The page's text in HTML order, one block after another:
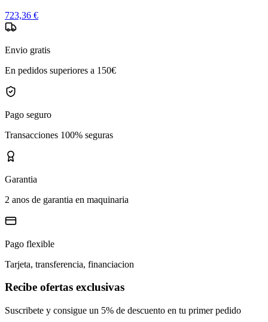
723,36 €
Envio gratis
En pedidos superiores a 150€
Pago seguro
Transacciones 100% seguras
Garantia
2 anos de garantia en maquinaria
Pago flexible
Tarjeta, transferencia, financiacion
Recibe ofertas exclusivas
Suscribete y consigue un 5% de descuento en tu primer pedido